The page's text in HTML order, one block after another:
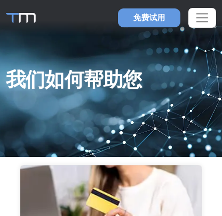
免费试用
我们如何帮助您